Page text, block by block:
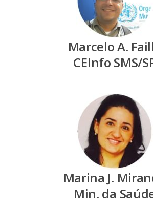
Marcelo A.
CEInfo SMS/
Marina J.
Min. da